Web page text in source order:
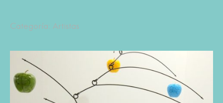
Categoría: Artistas